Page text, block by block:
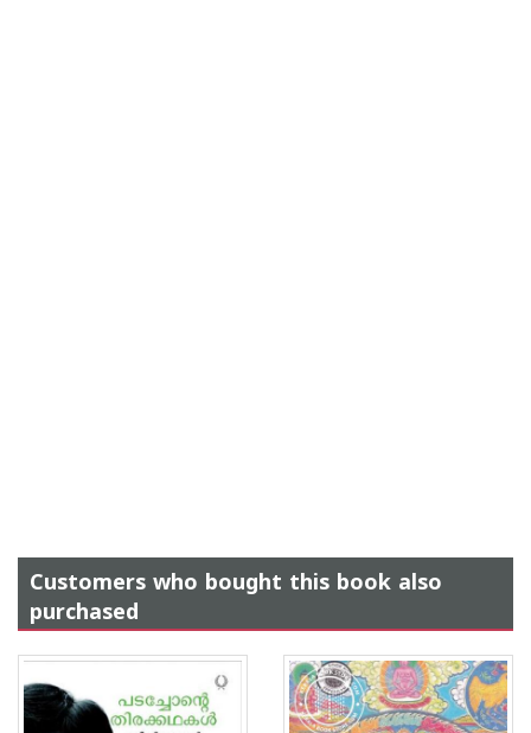
Customers who bought this book also
purchased